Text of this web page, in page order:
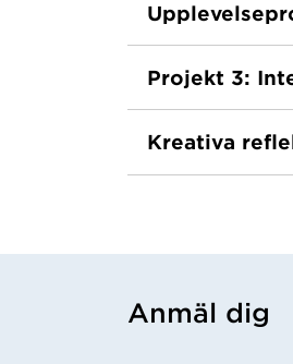
Projekt 3:
Kreativa
Anmäl dig